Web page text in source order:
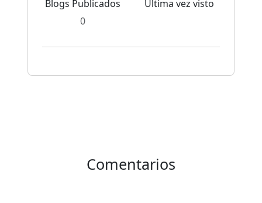
Blogs Publicados
0
Última vez visto
Comentarios